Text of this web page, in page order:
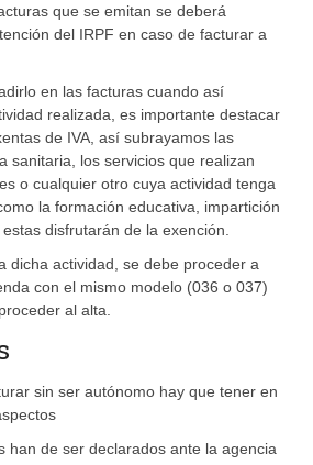
que se emitan se deberá
del IRPF en caso de facturar a
en las facturas cuando así
realizada, es importante destacar
de IVA, así subrayamos las
sanitaria, los servicios que realizan
o cualquier otro cuya actividad tenga
la formación educativa, impartición
disfrutarán de la exención.
dicha actividad, se debe proceder a
con el mismo modelo (036 o 037)
al alta.
sin ser autónomo hay que tener en
han de ser declarados ante la agencia